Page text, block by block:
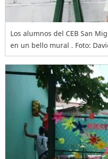
Los alumnos del CEB San
en un bello mural . Foto: